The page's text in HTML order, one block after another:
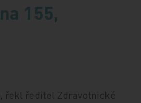
155,
řekl ředitel Zdravotnické